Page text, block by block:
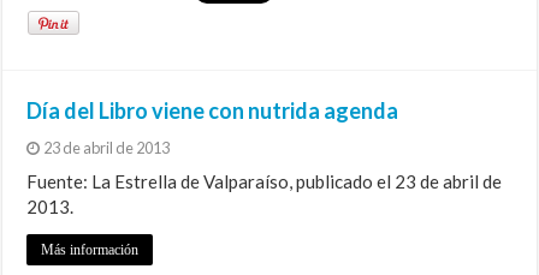
Día del Libro viene con nutrida agenda
23 de abril de 2013
Fuente: La Estrella de Valparaíso, publicado el 23 de abril de
2013.
Más información